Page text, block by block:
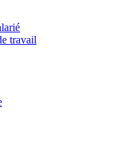
travail